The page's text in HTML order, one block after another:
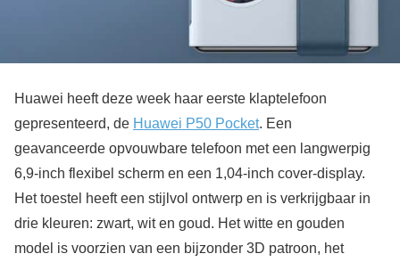
Huawei heeft deze week haar eerste klaptelefoon
gepresenteerd, de Huawei P50 Pocket. Een
geavanceerde opvouwbare telefoon met een langwerpig
6,9-inch flexibel scherm en een 1,04-inch cover-display.
Het toestel heeft een stijlvol ontwerp en is verkrijgbaar in
drie kleuren: zwart, wit en goud. Het witte en gouden
model is voorzien van een bijzonder 3D patroon, het